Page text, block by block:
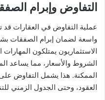
التفاوض وإبرام
عملية التفاوض في العقارات قد
واسعة لضمان إبرام الصفقات
الاستثماريون يمتلكون
الشروط والأسعار، مما يساعد
الممكنة. هذا يشمل التفاوض
العقود، وحتى الجدول الزمني